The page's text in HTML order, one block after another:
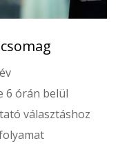
6 órán belül
választáshoz